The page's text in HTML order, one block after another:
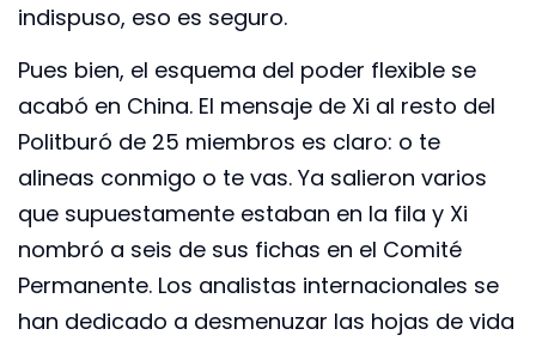
indispuso, eso es seguro.
Pues bien, el esquema del poder flexible se
acabó en China. El mensaje de Xi al resto del
Politburó de 25 miembros es claro: o te
alineas conmigo o te vas. Ya salieron varios
que supuestamente estaban en la fila y Xi
nombró a seis de sus fichas en el Comité
Permanente. Los analistas internacionales se
han dedicado a desmenuzar las hojas de vida